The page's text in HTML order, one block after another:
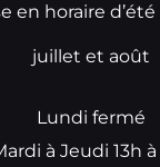
en horaire
juillet et août
Lundi fermé
à Jeudi 13h à